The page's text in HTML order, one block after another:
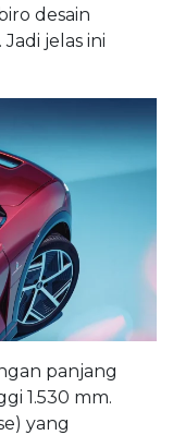
desain
jelas ini
panjang
1.530 mm.
yang